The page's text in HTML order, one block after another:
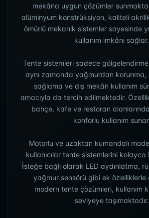
mekâna uygun çözümler
alüminyum konstrüksiyon, kaliteli
ömürlü mekanik sistemler sayesinde
kullanım imkânı sağlar.
Tente sistemleri sadece
aynı zamanda yağmurdan korunma,
sağlama ve dış mekân kullanım
amacıyla da tercih edilmektedir.
bahçe, kafe ve restoran
konforlu kullanım
Motorlu ve uzaktan kumandalı
kullanıcılar tente sistemlerini
İsteğe bağlı olarak LED aydınlatma,
yağmur sensörü gibi ek özelliklerle
modern tente çözümleri, kullanım
seviyeye taşımaktadır.